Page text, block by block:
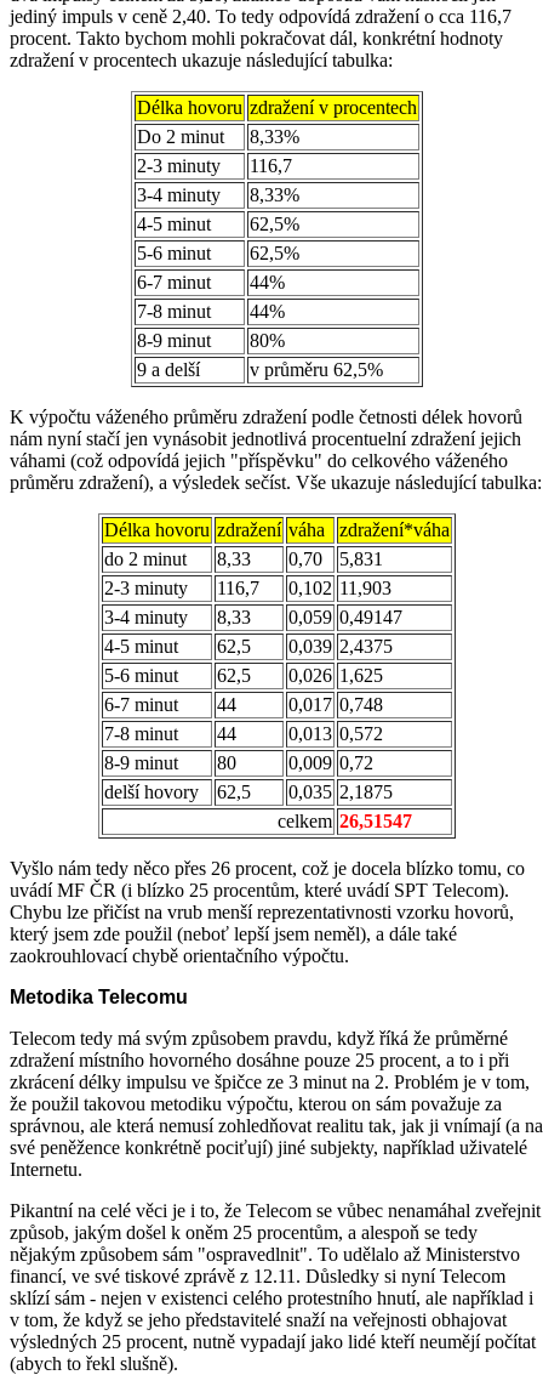
jediný impuls v ceně 2,40. To tedy odpovídá zdražení o cca 116,7
procent. Takto bychom mohli pokračovat dál, konkrétní hodnoty
zdražení v procentech ukazuje následující tabulka:
Délka hovoru zdražení v procentech
Do 2 minut
8,33%
2-3 minuty
116,7
3-4 minuty
8,33%
4-5 minut
62,5%
5-6 minut
62,5%
6-7 minut
44%
7-8 minut
44%
8-9 minut
80%
9 a delší
v průměru 62,5%
K výpočtu váženého průměru zdražení podle četnosti délek hovorů
nám nyní stačí jen vynásobit jednotlivá procentuelní zdražení jejich
váhami (což odpovídá jejich "příspěvku" do celkového váženého
průměru zdražení), a výsledek sečíst. Vše ukazuje následující tabulka:
Délka hovoru zdražení váha
zdražení*váha
do 2 minut
8,33 0,70
5,831
2-3 minuty
116,7 0,102 11,903
3-4 minuty
8,33 0,059 0,49147
4-5 minut
62,5 0,039 2,4375
5-6 minut
62,5 0,026 1,625
6-7 minut
44 0,017 0,748
7-8 minut
44 0,013 0,572
8-9 minut
80 0,009 0,72
delší hovory
62,5 0,035 2,1875
celkem 26,51547
Vyšlo nám tedy něco přes 26 procent, což je docela blízko tomu, co
uvádí MF ČR (i blízko 25 procentům, které uvádí SPT Telecom).
Chybu lze přičíst na vrub menší reprezentativnosti vzorku hovorů,
který jsem zde použil (neboť lepší jsem neměl), a dále také
zaokrouhlovací chybě orientačního výpočtu.
Metodika Telecomu
Telecom tedy má svým způsobem pravdu, když říká že průměrné
zdražení místního hovorného dosáhne pouze 25 procent, a to i při
zkrácení délky impulsu ve špičce ze 3 minut na 2. Problém je v tom,
že použil takovou metodiku výpočtu, kterou on sám považuje za
správnou, ale která nemusí zohledňovat realitu tak, jak ji vnímají (a na
své peněžence konkrétně pociťují) jiné subjekty, například uživatelé
Internetu.
Pikantní na celé věci je i to, že Telecom se vůbec nenamáhal zveřejnit
způsob, jakým došel k oněm 25 procentům, a alespoň se tedy
nějakým způsobem sám "ospravedlnit". To udělalo až Ministerstvo
financí, ve své tiskové zprávě z 12.11. Důsledky si nyní Telecom
sklízí sám - nejen v existenci celého protestního hnutí, ale například i
v tom, že když se jeho představitelé snaží na veřejnosti obhajovat
výsledných 25 procent, nutně vypadají jako lidé kteří neumějí počítat
(abych to řekl slušně).